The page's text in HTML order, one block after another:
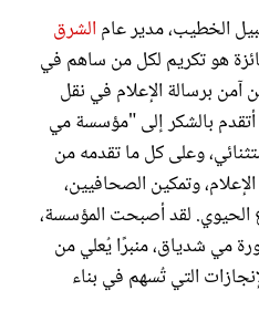
الخطيب، مدير عام الشرق
هو تكريم لكل من ساهم في
آمن برسالة الإعلام في نقل
أتقدم بالشكر إلى "مؤسسة مي
وعلى كل ما تقدمه من
وتمكين الصحافيين،
الحيوي. لقد أصبحت المؤسسة،
مي شدياق، منبرًا يُعلي من
التي تُسهم في بناء